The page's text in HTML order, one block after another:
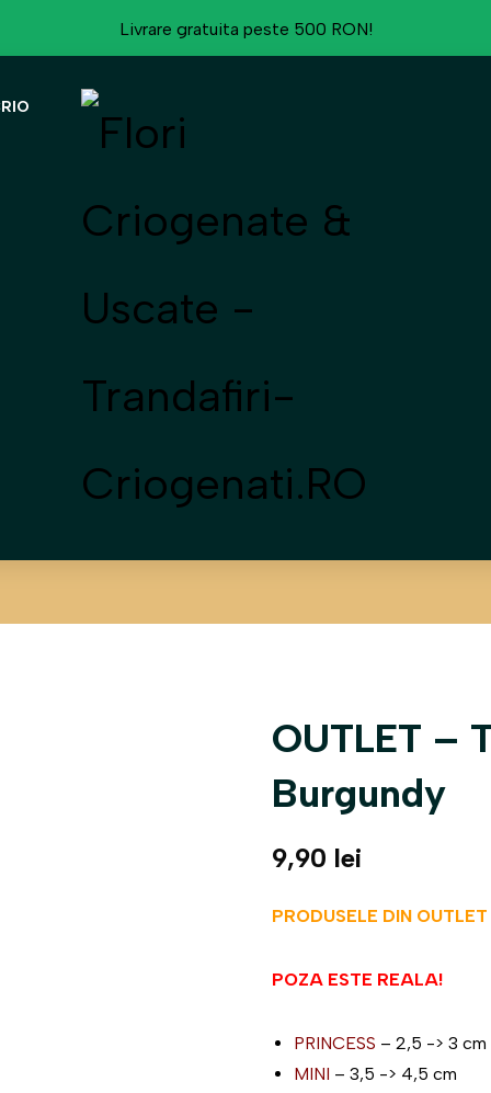
Livrare gratuita peste 500 RON!
OUTLET –
Burgundy
9,90 lei
PRODUSELE DIN
POZA ESTE REALA!
PRINCESS – 2,5 -> 3 cm
MINI – 3,5 -> 4,5 cm